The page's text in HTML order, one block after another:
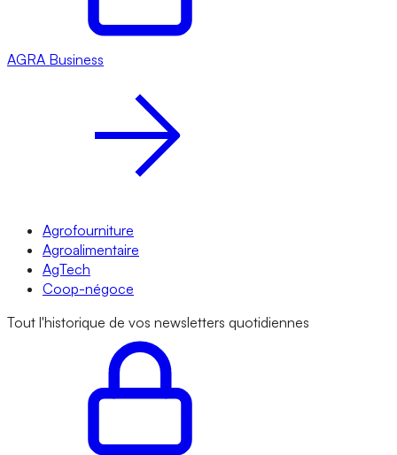
AGRA Business
Agrofourniture
Agroalimentaire
AgTech
Coop-négoce
Tout l'historique de vos newsletters quotidiennes